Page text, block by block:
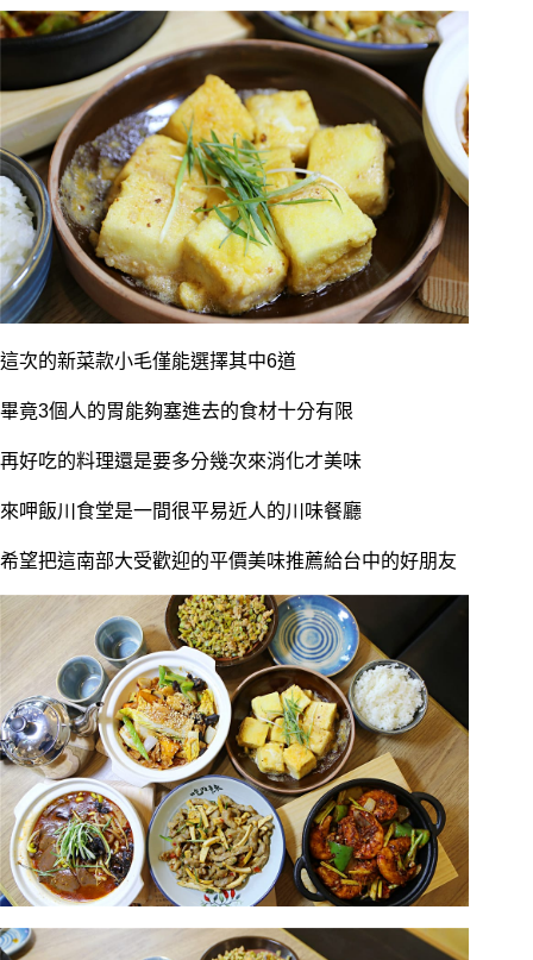
這次的新菜款小毛僅能選擇其中6道
畢竟3個人的胃能夠塞進去的食材十分有限
再好吃的料理還是要多分幾次來消化才美味
來呷飯川食堂是一間很平易近人的川味餐廳
希望把這南部大受歡迎的平價美味推薦給台中的好朋友